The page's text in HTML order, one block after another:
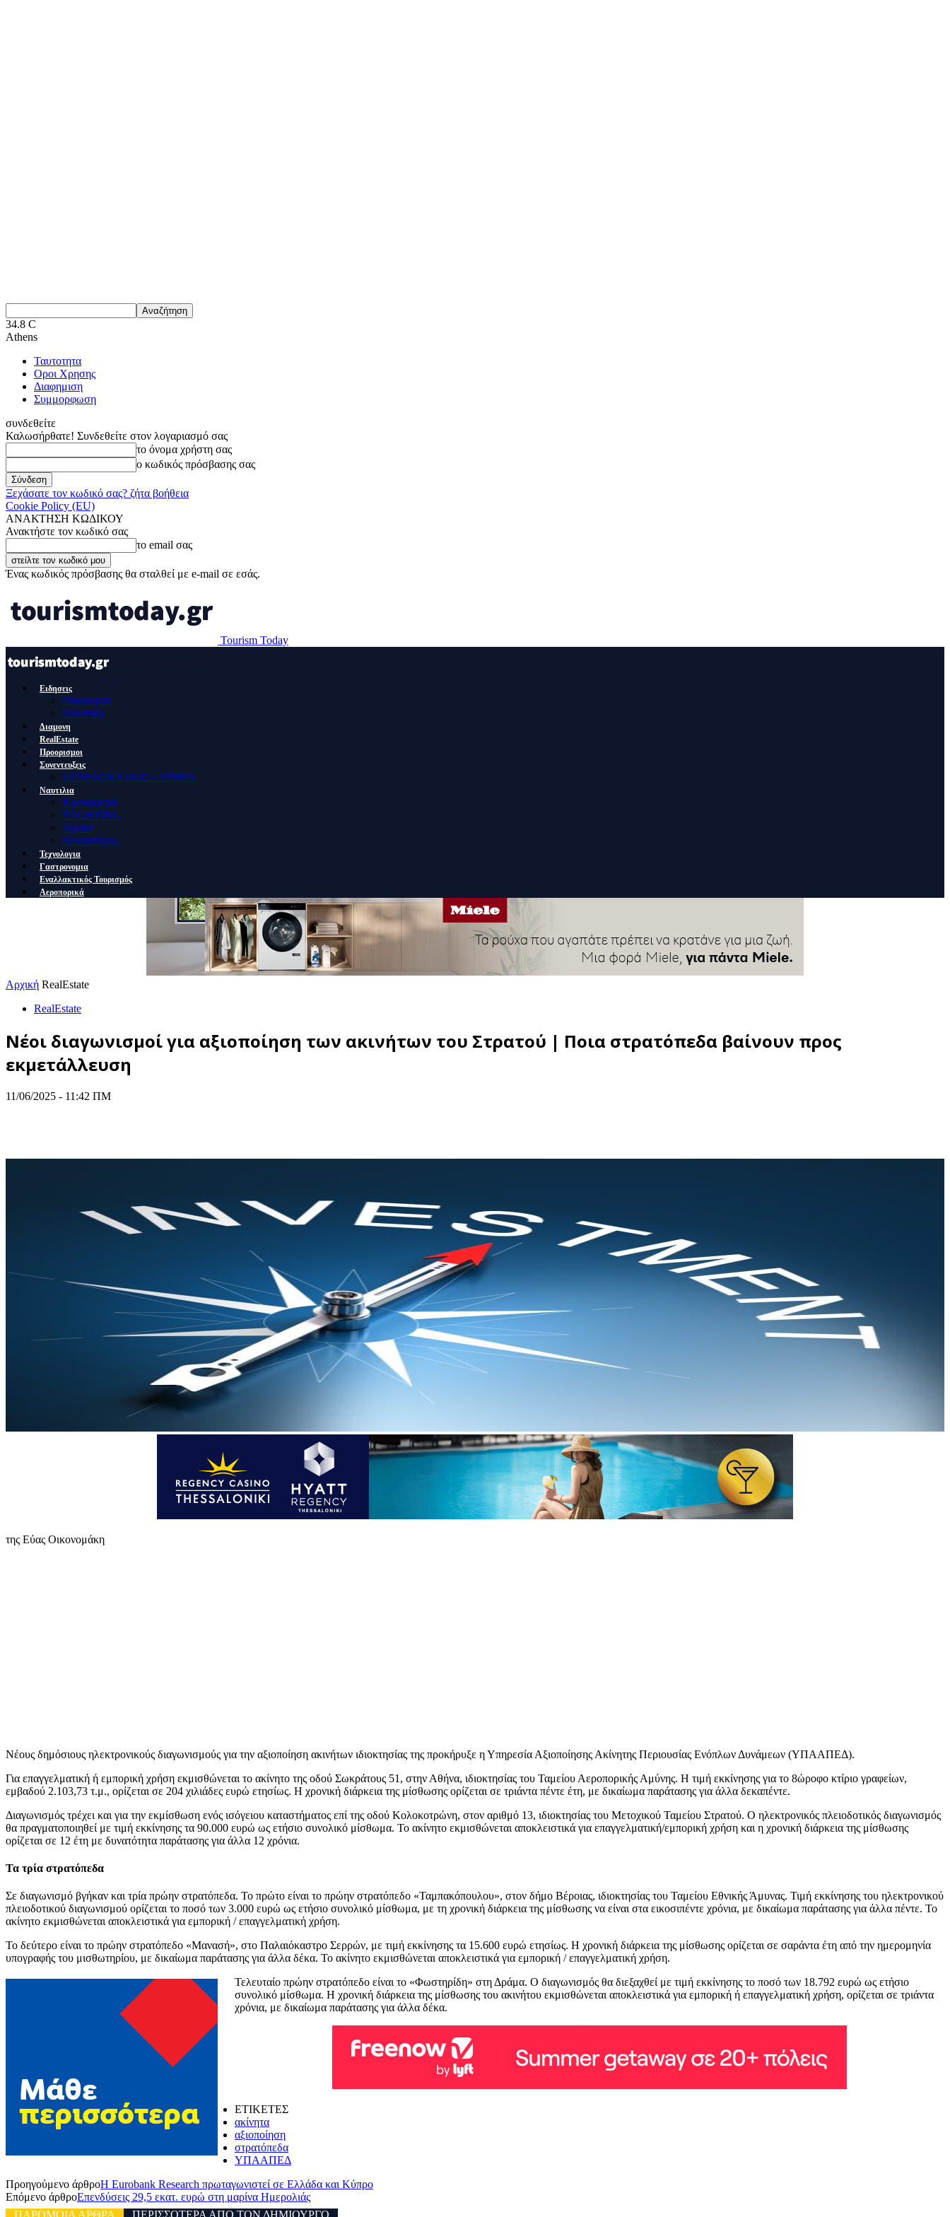
34.8 C
Athens
Ταυτοτητα
Οροι Χρησης
Διαφημιση
Συμμορφωση
συνδεθείτε
Καλωσήρθατε! Συνδεθείτε στον λογαριασμό σας
το όνομα χρήστη σας
ο κωδικός πρόσβασης σας
Ξεχάσατε τον κωδικό σας? ζήτα βοήθεια
Cookie Policy (EU)
ΑΝΑΚΤΗΣΗ ΚΩΔΙΚΟΥ
Ανακτήστε τον κωδικό σας
το email σας
Ένας κωδικός πρόσβασης θα σταλθεί με e-mail σε εσάς.
Tourism Today
Ειδησεις
Οικονομια
Πολιτικη
Διαμονη
RealEstate
Προορισμοι
Συνεντευξεις
ΣΥΝΕΝΤΕΥΞΕΙΣ – ΑΡΘΡΑ
Ναυτιλια
Κρουαζιερα
YACHTING
Λιμανι
Ποντοπορος
Τεχνολογια
Γαστρονομια
Εναλλακτικός Τουρισμός
Αεροπορικά
Αρχική RealEstate
RealEstate
Νέοι διαγωνισμοί για αξιοποίηση των ακινήτων του Στρατού | Ποια στρατόπεδα βαίνουν προς
εκμετάλλευση
11/06/2025 - 11:42 ΠΜ
της Εύας Οικονομάκη
Νέους δημόσιους ηλεκτρονικούς διαγωνισμούς για την αξιοποίηση ακινήτων ιδιοκτησίας της προκήρυξε η Υπηρεσία Αξιοποίησης Ακίνητης Περιουσίας Ενόπλων Δυνάμεων (ΥΠΑΑΠΕΔ).
Για επαγγελματική ή εμπορική χρήση εκμισθώνεται το ακίνητο της οδού Σωκράτους 51, στην Αθήνα, ιδιοκτησίας του Ταμείου Αεροπορικής Αμύνης. Η τιμή εκκίνησης για το 8ώροφο κτίριο γραφείων,
εμβαδού 2.103,73 τ.μ., ορίζεται σε 204 χιλιάδες ευρώ ετησίως. Η χρονική διάρκεια της μίσθωσης ορίζεται σε τριάντα πέντε έτη, με δικαίωμα παράτασης για άλλα δεκαπέντε.
Διαγωνισμός τρέχει και για την εκμίσθωση ενός ισόγειου καταστήματος επί της οδού Κολοκοτρώνη, στον αριθμό 13, ιδιοκτησίας του Μετοχικού Ταμείου Στρατού. Ο ηλεκτρονικός πλειοδοτικός διαγωνισμός
θα πραγματοποιηθεί με τιμή εκκίνησης τα 90.000 ευρώ ως ετήσιο συνολικό μίσθωμα. Το ακίνητο εκμισθώνεται αποκλειστικά για επαγγελματική/εμπορική χρήση και η χρονική διάρκεια της μίσθωσης
ορίζεται σε 12 έτη με δυνατότητα παράτασης για άλλα 12 χρόνια.
Τα τρία στρατόπεδα
Σε διαγωνισμό βγήκαν και τρία πρώην στρατόπεδα. Το πρώτο είναι το πρώην στρατόπεδο «Ταμπακόπουλου», στον δήμο Βέροιας, ιδιοκτησίας του Ταμείου Εθνικής Άμυνας. Τιμή εκκίνησης του ηλεκτρονικού
πλειοδοτικού διαγωνισμού ορίζεται το ποσό των 3.000 ευρώ ως ετήσιο συνολικό μίσθωμα, με τη χρονική διάρκεια της μίσθωσης να είναι στα εικοσιπέντε χρόνια, με δικαίωμα παράτασης για άλλα πέντε. Το
ακίνητο εκμισθώνεται αποκλειστικά για εμπορική / επαγγελματική χρήση.
Το δεύτερο είναι το πρώην στρατόπεδο «Μανασή», στο Παλαιόκαστρο Σερρών, με τιμή εκκίνησης τα 15.600 ευρώ ετησίως. Η χρονική διάρκεια της μίσθωσης ορίζεται σε σαράντα έτη από την ημερομηνία
υπογραφής του μισθωτηρίου, με δικαίωμα παράτασης για άλλα δέκα. Το ακίνητο εκμισθώνεται αποκλειστικά για εμπορική / επαγγελματική χρήση.
Τελευταίο πρώην στρατόπεδο είναι το «Φωστηρίδη» στη Δράμα. Ο διαγωνισμός θα διεξαχθεί με τιμή εκκίνησης το ποσό των 18.792 ευρώ ως ετήσιο
συνολικό μίσθωμα. Η χρονική διάρκεια της μίσθωσης του ακινήτου εκμισθώνεται αποκλειστικά για εμπορική ή επαγγελματική χρήση, ορίζεται σε τριάντα
χρόνια, με δικαίωμα παράτασης για άλλα δέκα.
ΕΤΙΚΕΤΕΣ
ακίνητα
αξιοποίηση
στρατόπεδα
ΥΠΑΑΠΕΔ
Προηγούμενο άρθροΗ Eurobank Research πρωταγωνιστεί σε Ελλάδα και Κύπρο
Επόμενο άρθροΕπενδύσεις 29,5 εκατ. ευρώ στη μαρίνα Ημερολιάς